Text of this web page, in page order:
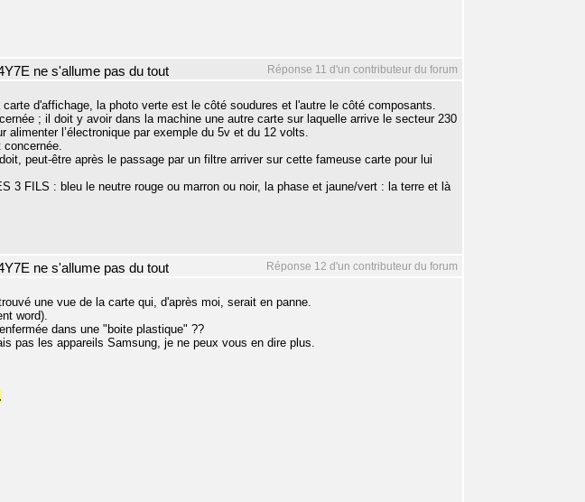
Réponse 11 d'un contributeur du forum
ne s'allume pas du tout
d'affichage, la photo verte est le côté soudures et l'autre le côté composants.
; il doit y avoir dans la machine une autre carte sur laquelle arrive le secteur 230
l’électronique par exemple du 5v et du 12 volts.
peut-être après le passage par un filtre arriver sur cette fameuse carte pour lui
3 FILS : bleu le neutre rouge ou marron ou noir, la phase et jaune/vert : la terre et là
Réponse 12 d'un contributeur du forum
ne s'allume pas du tout
une vue de la carte qui, d'après moi, serait en panne.
word).
dans une "boite plastique" ??
pas les appareils Samsung, je ne peux vous en dire plus.